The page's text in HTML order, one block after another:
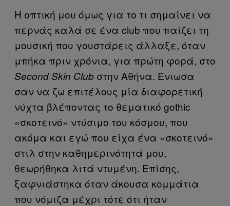
Η οπτική μου όμως για το τι σημαίνει να
περνάς καλά σε ένα club που παίζει τη
μουσική που γουστάρεις άλλαξε, όταν
μπήκα πριν χρόνια, για πρώτη φορά, στο
Second Skin Club στην Αθήνα. Ένιωσα
σαν να ζω επιτέλους μία διαφορετική
νύχτα βλέποντας το θεματικό gothic
«σκοτεινό» ντύσιμο του κόσμου, που
ακόμα και εγώ που είχα ένα «σκοτεινό»
στιλ στην καθημερινότητά μου,
θεωρήθηκα λιτά ντυμένη. Επίσης,
ξαφνιάστηκα όταν άκουσα κομμάτια
που νόμιζα μέχρι τότε ότι ήταν